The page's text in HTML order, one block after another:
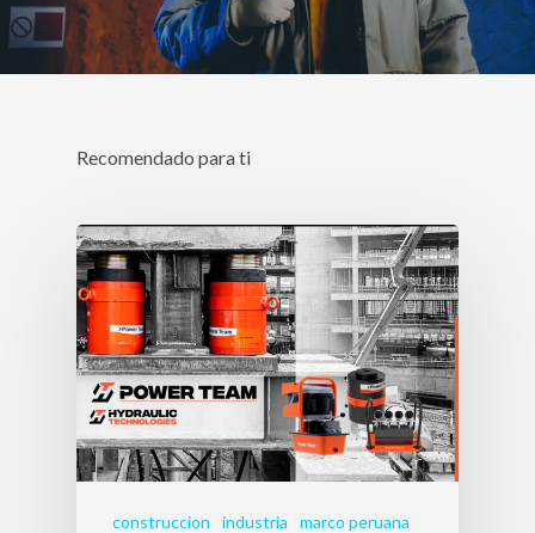
Recomendado para ti
construccion industria marco peruana